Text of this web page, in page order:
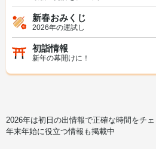
新春おみくじ
2026年の運試し
初詣情報
新年の幕開けに！
2026年は初日の出情報で正確な時間をチ
年末年始に役立つ情報も掲載中